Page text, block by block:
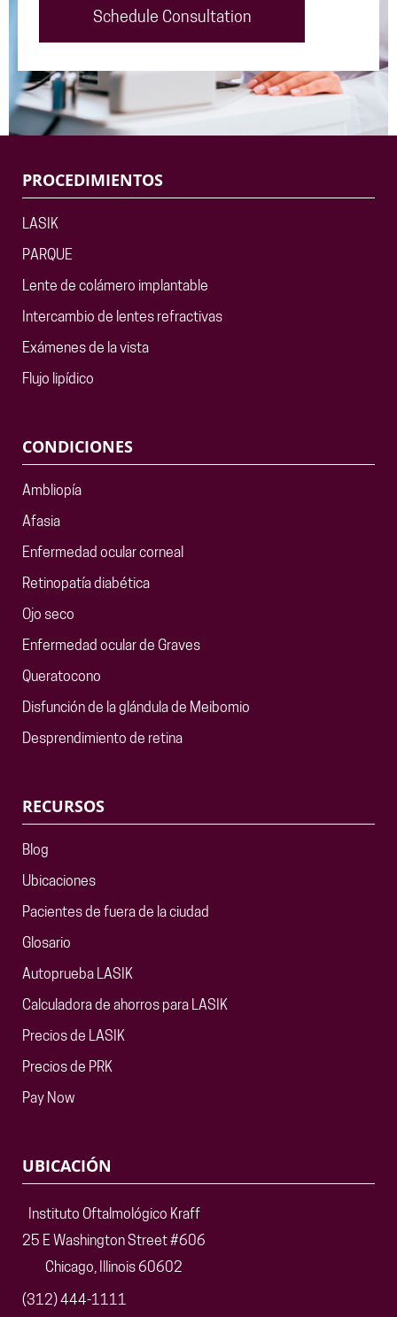
Schedule Consultation
PROCEDIMIENTOS
LASIK
PARQUE
Lente de colámero implantable
Intercambio de lentes refractivas
Exámenes de la vista
Flujo lipídico
CONDICIONES
Ambliopía
Afasia
Enfermedad ocular corneal
Retinopatía diabética
Ojo seco
Enfermedad ocular de Graves
Queratocono
Disfunción de la glándula de Meibomio
Desprendimiento de retina
RECURSOS
Blog
Ubicaciones
Pacientes de fuera de la ciudad
Glosario
Autoprueba LASIK
Calculadora de ahorros para LASIK
Precios de LASIK
Precios de PRK
Pay Now
UBICACIÓN
Instituto Oftalmológico Kraff
25 E Washington Street #606
Chicago, Illinois 60602
(312) 444-1111